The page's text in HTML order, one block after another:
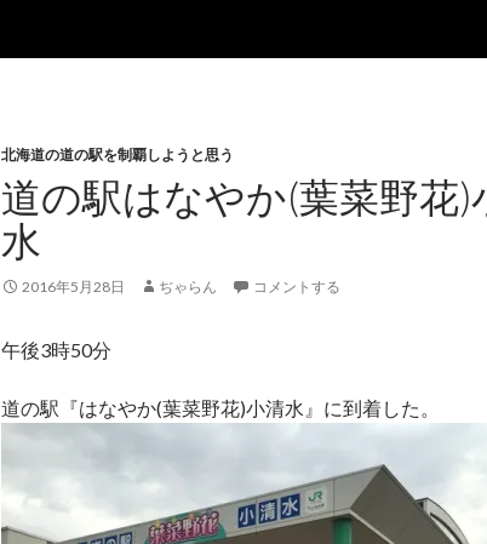
北海道の道の駅を制覇しようと思う
道の駅はなやか(葉菜野花)
水
2016年5月28日 ぢゃらん コメントする
午後3時50分
道の駅『はなやか(葉菜野花)小清水』に到着した。